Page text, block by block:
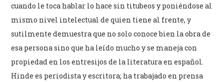
cuando le toca hablar lo hace sin titubeos y poniéndose al
mismo nivel intelectual de quien tiene al frente, y
sutilmente demuestra que no solo conoce bien la obra de
esa persona sino que ha leído mucho y se maneja con
propiedad en los entresijos de la literatura en español.
Hinde es periodista y escritora; ha trabajado en prensa